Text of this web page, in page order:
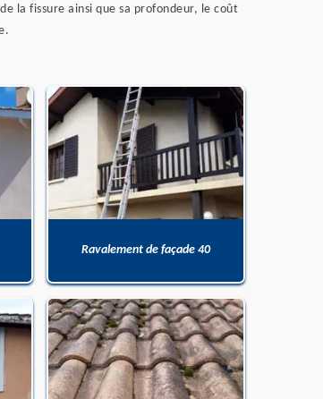
la fissure ainsi que sa profondeur, le coût
Ravalement de façade 40